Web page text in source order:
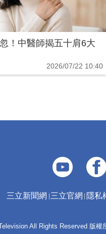
！中醫師揭五十肩6大
2026/07/22 10:40
三立新聞網 三立官網 隱私
All Rights Reserved 版權